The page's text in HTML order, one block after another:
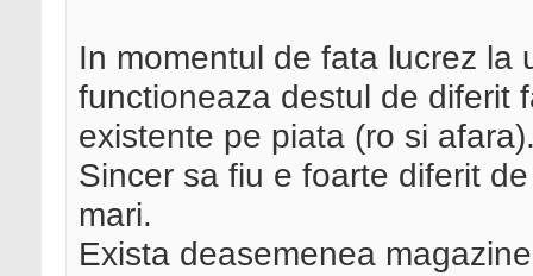
In momentul de fata lucrez la
functioneaza destul de diferit
existente pe piata (ro si
Sincer sa fiu e foarte diferit
mari.
Exista deasemenea